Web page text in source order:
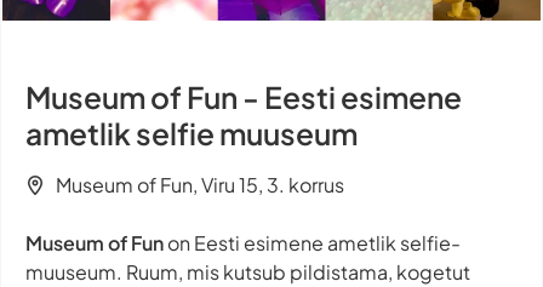
Museum of Fun - Eesti esimene
ametlik selfie muuseum
Museum of Fun, Viru 15, 3. korrus
Museum of Funon Eesti esimene ametlik selfie-
muuseum. Ruum, mis kutsub pildistama, kogetut